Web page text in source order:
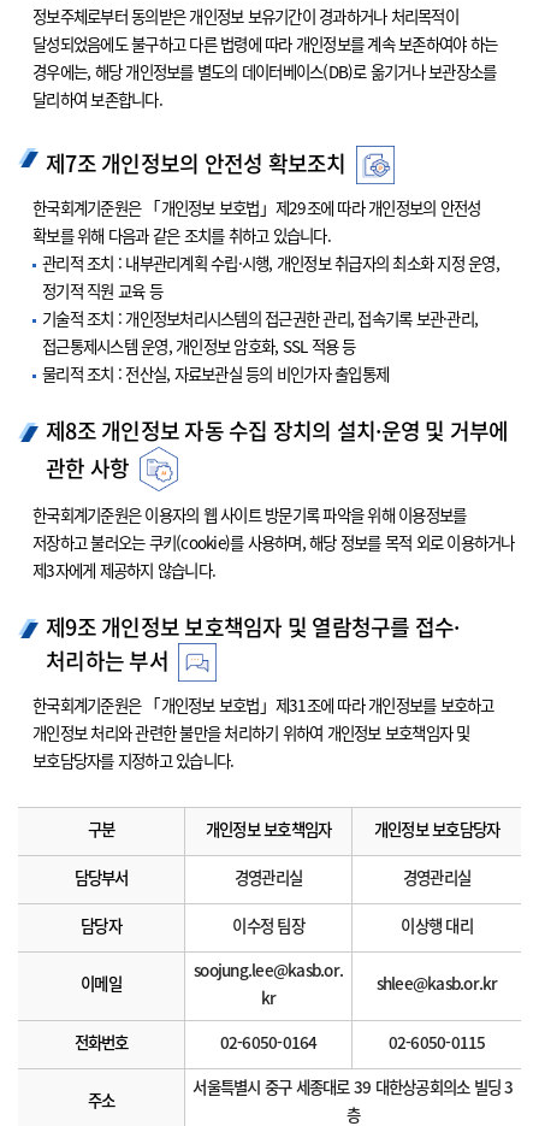
정보주체로부터 동의받은 개인정보 보유기간이 경과하거나 처리목적이
달성되었음에도 불구하고 다른 법령에 따라 개인정보를 계속 보존하여야 하는
경우에는, 해당 개인정보를 별도의 데이터베이스(DB)로 옮기거나 보관장소를
달리하여 보존합니다.
제7조 개인정보의 안전성 확보조치
한국회계기준원은 「개인정보 보호법」제29조에 따라 개인정보의 안전성
확보를 위해 다음과 같은 조치를 취하고 있습니다.
관리적 조치 : 내부관리계획 수립·시행, 개인정보 취급자의 최소화 지정 운영,
정기적 직원 교육 등
기술적 조치 : 개인정보처리시스템의 접근권한 관리, 접속기록 보관·관리,
접근통제시스템 운영, 개인정보 암호화, SSL 적용 등
물리적 조치 : 전산실, 자료보관실 등의 비인가자 출입통제
제8조 개인정보 자동 수집 장치의 설치·운영 및 거부에
관한 사항
한국회계기준원은 이용자의 웹 사이트 방문기록 파악을 위해 이용정보를
저장하고 불러오는 쿠키(cookie)를 사용하며, 해당 정보를 목적 외로 이용하거나
제3자에게 제공하지 않습니다.
제9조 개인정보 보호책임자 및 열람청구를 접수·
처리하는 부서
한국회계기준원은 「개인정보 보호법」제31조에 따라 개인정보를 보호하고
개인정보 처리와 관련한 불만을 처리하기 위하여 개인정보 보호책임자 및
보호담당자를 지정하고 있습니다.
구분 개인정보 보호책임자 개인정보 보호담당자
담당부서 경영관리실 경영관리실
담당자 이수정 팀장 이상행 대리
이메일
soojung.lee@kasb.or.
kr
shlee@kasb.or.kr
전화번호 02-6050-0164 02-6050-0115
주소
서울특별시 중구 세종대로 39 대한상공회의소 빌딩 3
층